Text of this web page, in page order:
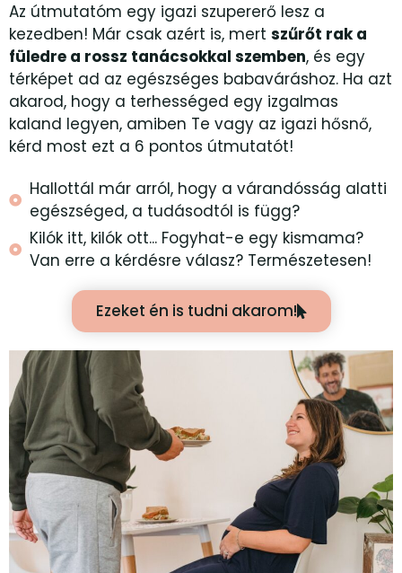
Az útmutatóm egy igazi szupererő lesz a
kezedben! Már csak azért is, mert szűrőt rak a
füledre a rossz tanácsokkal szemben, és egy
térképet ad az egészséges babaváráshoz. Ha azt
akarod, hogy a terhességed egy izgalmas
kaland legyen, amiben Te vagy az igazi hősnő,
kérd most ezt a 6 pontos útmutatót!
Hallottál már arról, hogy a várandósság alatti
egészséged, a tudásodtól is függ?
Kilók itt, kilók ott... Fogyhat-e egy kismama?
Van erre a kérdésre válasz? Természetesen!
Ezeket én is tudni akarom!